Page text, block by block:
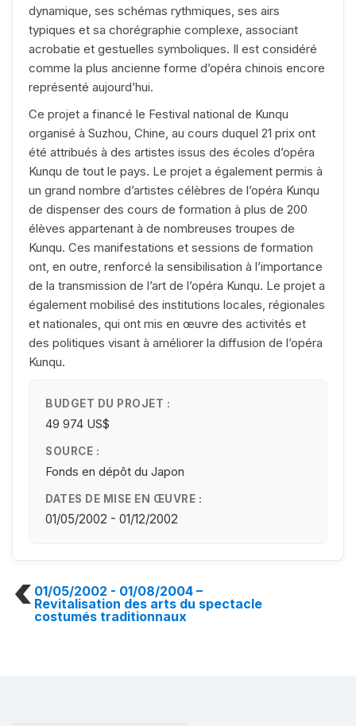
dynamique, ses schémas rythmiques, ses airs
typiques et sa chorégraphie complexe, associant
acrobatie et gestuelles symboliques. Il est considéré
comme la plus ancienne forme d’opéra chinois encore
représenté aujourd’hui.
Ce projet a financé le Festival national de Kunqu
organisé à Suzhou, Chine, au cours duquel 21 prix ont
été attribués à des artistes issus des écoles d’opéra
Kunqu de tout le pays. Le projet a également permis à
un grand nombre d’artistes célèbres de l’opéra Kunqu
de dispenser des cours de formation à plus de 200
élèves appartenant à de nombreuses troupes de
Kunqu. Ces manifestations et sessions de formation
ont, en outre, renforcé la sensibilisation à l’importance
de la transmission de l’art de l’opéra Kunqu. Le projet a
également mobilisé des institutions locales, régionales
et nationales, qui ont mis en œuvre des activités et
des politiques visant à améliorer la diffusion de l’opéra
Kunqu.
BUDGET DU PROJET :
49 974 US$
SOURCE :
Fonds en dépôt du Japon
DATES DE MISE EN ŒUVRE :
01/05/2002 - 01/12/2002
01/05/2002 - 01/08/2004 –
Revitalisation des arts du spectacle
costumés traditionnaux